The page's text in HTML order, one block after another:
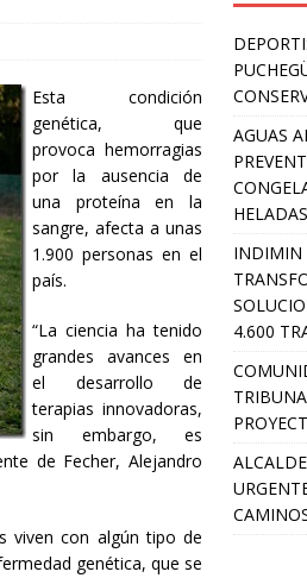
Esta condición
genética, que
provoca hemorragias
por la ausencia de
una proteína en la
sangre, afecta a unas
1.900 personas en el
país.
“La ciencia ha tenido
grandes avances en
el desarrollo de
terapias innovadoras,
sin embargo, es
de Fecher, Alejandro
viven con algún tipo de
genética, que se
AGUAS
HELADAS
INDIMIN
4.600